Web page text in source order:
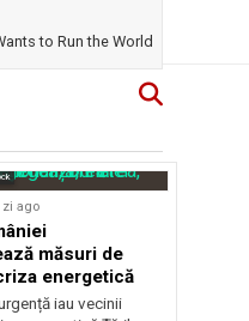
to Run the World
zi ago
măsuri de
energetică
iau vecinii